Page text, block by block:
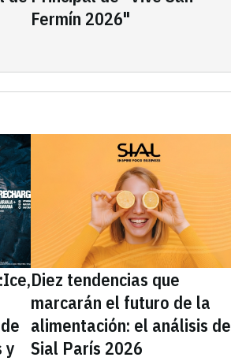
Fermín 2026"
y
Diez tendencias que
marcarán el futuro de la
alimentación: el análisis de
Sial París 2026